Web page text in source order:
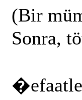
(Bir
Sonra,